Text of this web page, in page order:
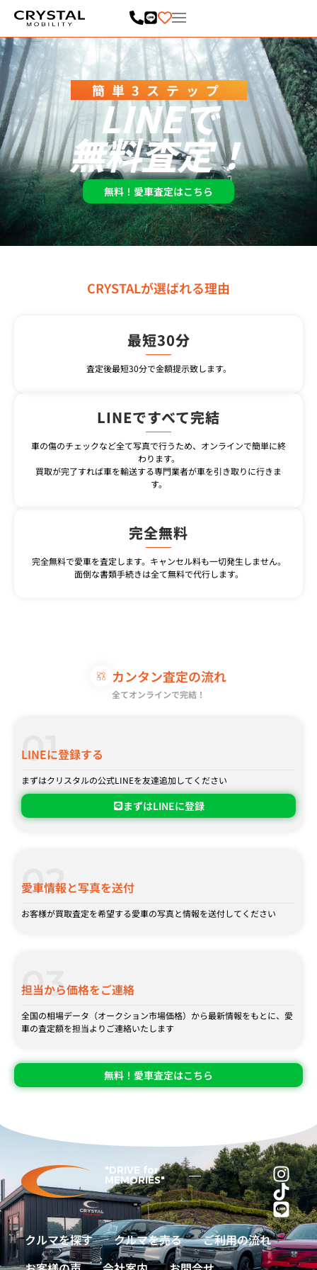
ッ
プ
簡単3ステップ
LINEで
無料査定！
無料！愛車査定はこちら
CRYSTALが選ばれる理由
最短30分
査定後最短30分で金額提示致します。
LINEですべて完結
車の傷のチェックなど全て写真で行うため、オンラインで簡単に終
わります。
買取が完了すれば車を輸送する専門業者が車を引き取りに行きま
す。
完全無料
完全無料で愛車を査定します。キャンセル料も一切発生しません。
面倒な書類手続きは全て無料で代行します。
カンタン査定の流れ
全てオンラインで完結！
01
LINEに登録する
まずはクリスタルの公式LINEを友達追加してください
まずはLINEに登録
02
愛車情報と写真を送付
お客様が買取査定を希望する愛車の写真と情報を送付してください
03
担当から価格をご連絡
全国の相場データ（オークション市場価格）から最新情報をもとに、愛
車の査定額を担当よりご連絡いたします
無料！愛車査定はこちら
"DRIVE for
MEMORIES"
クルマを探す クルマを売る
ご利用の流れ